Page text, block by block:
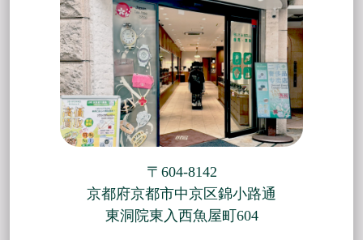
〒604-8142
京都府京都市中京区錦小路通
東洞院東入西魚屋町604